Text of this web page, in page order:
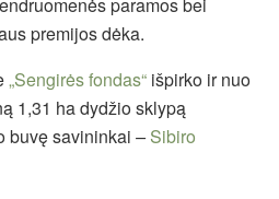
paramos bei
premijos dėka.
„Sengirės fondas“ išpirko ir nuo
1,31 ha dydžio sklypą
buvę savininkai –Sibiro